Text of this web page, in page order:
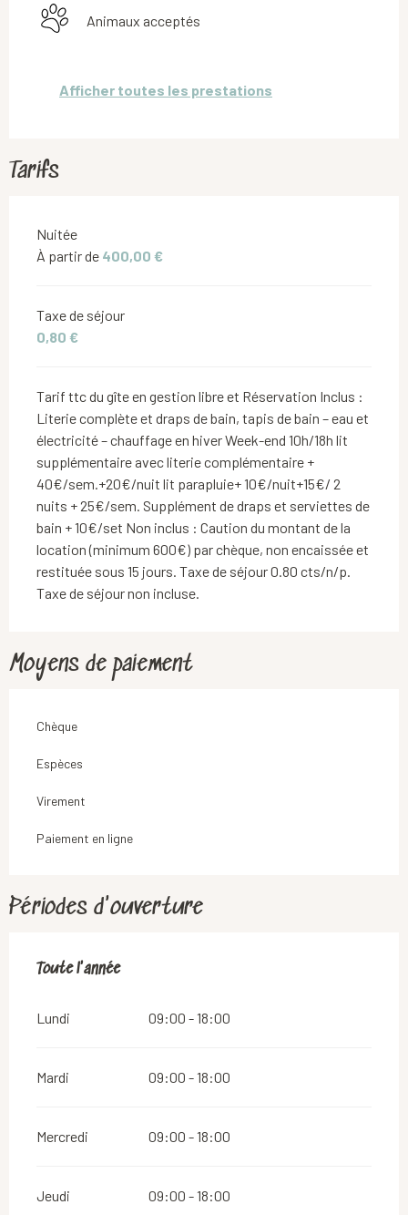
Animaux acceptés
Afficher toutes les prestations
Tarifs
Tarifs 2026
Nuitée
À partir de 400,00 €
Taxe de séjour
0,80 €
Tarif ttc du gîte en gestion libre et Réservation Inclus :
Literie complète et draps de bain, tapis de bain – eau et
électricité – chauffage en hiver Week-end 10h/18h lit
supplémentaire avec literie complémentaire +
40€/sem.+20€/nuit lit parapluie+ 10€/nuit+15€/ 2
nuits + 25€/sem. Supplément de draps et serviettes de
bain + 10€/set Non inclus : Caution du montant de la
location (minimum 600€) par chèque, non encaissée et
restituée sous 15 jours. Taxe de séjour 0.80 cts/n/p.
Taxe de séjour non incluse.
Moyens de paiement
Chèque
Espèces
Virement
Paiement en ligne
Périodes d'ouverture
Toute l'année
Toute l'année
Lundi 09:00 - 18:00
Mardi 09:00 - 18:00
Mercredi 09:00 - 18:00
Jeudi 09:00 - 18:00